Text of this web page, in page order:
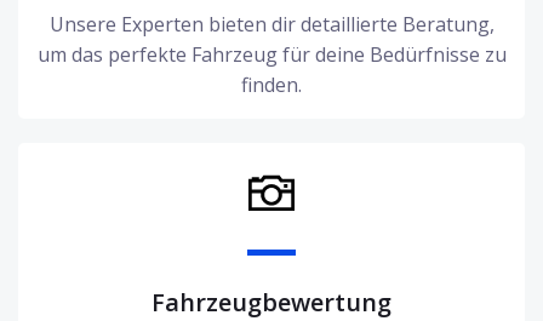
Unsere Experten bieten dir detaillierte Beratung,
um das perfekte Fahrzeug für deine Bedürfnisse zu
finden.
Fahrzeugbewertung